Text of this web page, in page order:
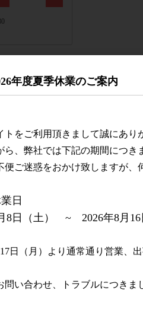
地で選ぶ
年度夏季休業のご案内
トをご利用頂きまして誠にあり
ら、弊社では下記の期間につき
便ご迷惑をおかけ致しますが、
日
8日（土） ~ 2026年8月16
日（月）より通常通り営業、出
問い合わせ、トラブルにつきま